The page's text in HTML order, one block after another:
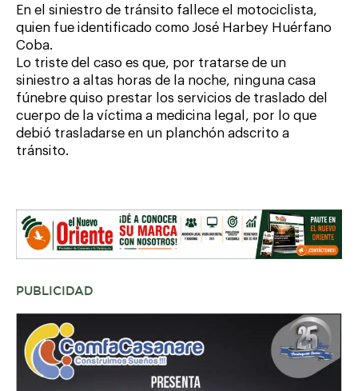
En el siniestro de tránsito fallece el motociclista,
quien fue identificado como José Harbey Huérfano
Coba.
Lo triste del caso es que, por tratarse de un
siniestro a altas horas de la noche, ninguna casa
fúnebre quiso prestar los servicios de traslado del
cuerpo de la víctima a medicina legal, por lo que
debió trasladarse en un planchón adscrito a
tránsito.
PUBLICIDAD